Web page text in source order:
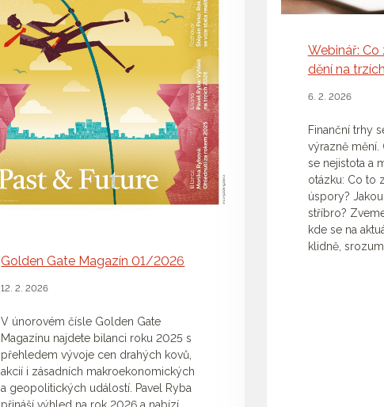
Golden Gate Magazín 01/2026
12. 2. 2026
V únorovém čísle Golden Gate
Magazínu najdete bilanci roku 2025 s
přehledem vývoje cen drahých kovů,
akcií i zásadních makroekonomických
a geopolitických událostí. Pavel Ryba
Webinář: Co
dění na
6. 2. 2026
Finanční trhy
výrazně mění.
se nejistota a
otázku: Co to
úspory?
stříbro?
kde se na
klidně,